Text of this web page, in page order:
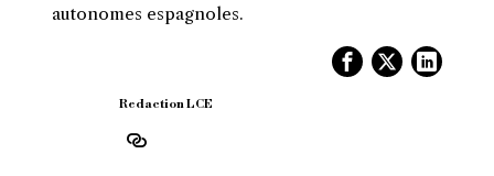
autonomes espagnoles.
Redaction LCE